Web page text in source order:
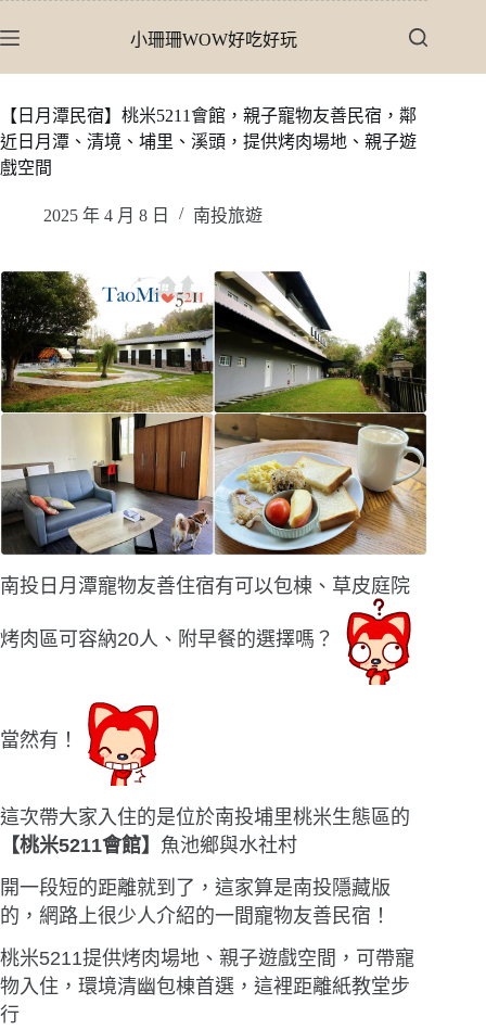
至
內
容
小珊珊WOW好吃好玩
【日月潭民宿】桃米5211會館，親子寵物友善民宿，鄰
近日月潭、清境、埔里、溪頭，提供烤肉場地、親子遊
戲空間
2025 年 4 月 8 日 南投旅遊
南投日月潭寵物友善住宿有可以包棟、草皮庭院
烤肉區可容納20人、附早餐的選擇嗎？
當然有！
這次帶大家入住的是位於南投埔里桃米生態區的
【桃米5211會館】 魚池鄉與水社村
開一段短的距離就到了，這家算是南投隱藏版
的，網路上很少人介紹的一間寵物友善民宿！
桃米5211提供烤肉場地、親子遊戲空間，可帶寵
物入住，環境清幽包棟首選，這裡距離紙教堂步
行